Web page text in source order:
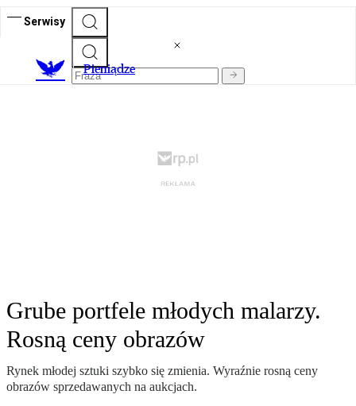
Serwisy
Pieniądze
Grube portfele młodych malarzy.
Rosną ceny obrazów
Rynek młodej sztuki szybko się zmienia. Wyraźnie rosną ceny
obrazów sprzedawanych na aukcjach.